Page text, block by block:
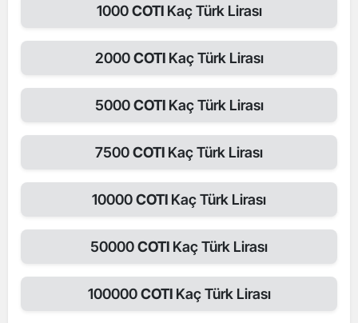
1000COTI Kaç Türk Lirası
2000COTI Kaç Türk Lirası
5000COTI Kaç Türk Lirası
7500COTI Kaç Türk Lirası
10000COTI Kaç Türk Lirası
50000COTI Kaç Türk Lirası
100000COTI Kaç Türk Lirası